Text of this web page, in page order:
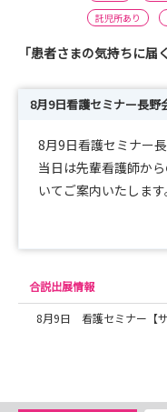
託児所あり
「患者さまの気持ちに
8月9日看護セミナー長野
8月9日看護セミナー
当日は先輩看護師か
いてご案内いたします
好評の病棟体験や先
す。
みなさまのご応募お待
合説出展情報
8月9日 看護セミナー【